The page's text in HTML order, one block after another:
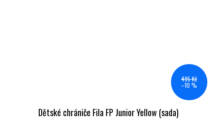
495 Kč
–10 %
Dětské chrániče Fila FP Junior Yellow (sada)